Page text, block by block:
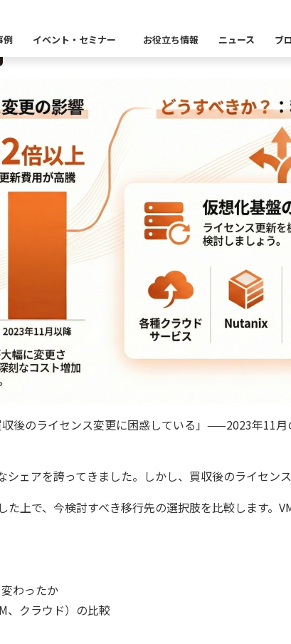
データ資産管理ソフトウェア
管理・配信
データマスキングソフト
データベース監査
クラウド移行コンサルティング・データベースコ
統合 データ可視化・活用基盤 データセキュリテ
プロフェッショナルサ
す
製品をこちらから探すことができます。
ウド移行時のよくある課題 仮想環境（VMware）移行時
データベース移行時のよくある課題
から探す
関連する製品をこちらから探すことができます。
テスト クラウド移行 テストデータ作成
タベースバージョンアップ
タベース管理
タ統合 データ連携 フリーテキストマスキング
す
題・ユースケース・関連製品・事例をこちらから探すこ
建設業 金融・保険業
公共
Insight Catalog Insight SQL
Insight PISO Qlik データ統合
Dbvisit StandbyMP
例 イベント・セミナー
セミナー
お役立ち情報 ニュース ブ
CxOリレーブログ
アクセス パートナー
移行先の選択肢
後のライセンス変更に困惑している」——2023年11
ェアを誇ってきました。しかし、買収後のライセン
上で、今検討すべき移行先の選択肢を比較します
わったか
、クラウド）の比較